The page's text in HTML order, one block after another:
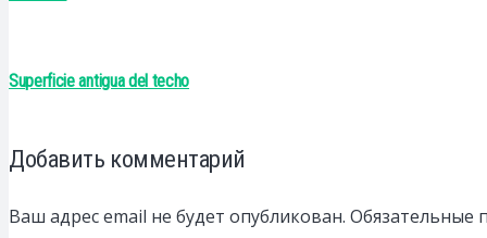
Superficie antigua del techo
Добавить комментарий
Ваш адрес email не будет опубликован. Обязательные